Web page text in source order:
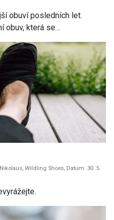
obuví posledních let.
obuv, která se…
Wildling Shoes, Datum: 30. 5.